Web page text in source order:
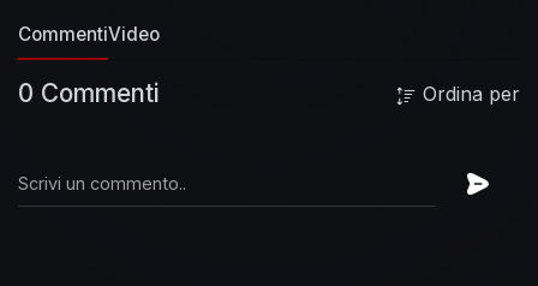
CommentiVideo
0 Commenti Ordina per